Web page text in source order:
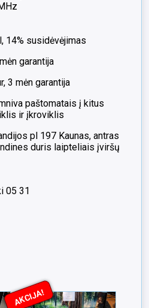
14% susidėvėjimas
garantija
3 mėn garantija
paštomatais į kitus
ir įkroviklis
pl 197 Kaunas, antras
duris laipteliais įviršų
05 31
AKCIJA!